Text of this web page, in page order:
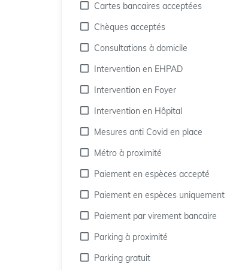
Cartes bancaires acceptées
Chèques acceptés
Consultations à domicile
Intervention en EHPAD
Intervention en Foyer
Intervention en Hôpital
Mesures anti Covid en place
Métro à proximité
Paiement en espèces accepté
Paiement en espèces uniquement
Paiement par virement bancaire
Parking à proximité
Parking gratuit